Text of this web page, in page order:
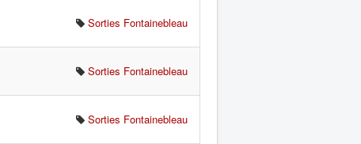
Sorties Fontainebleau
Sorties Fontainebleau
Sorties Fontainebleau